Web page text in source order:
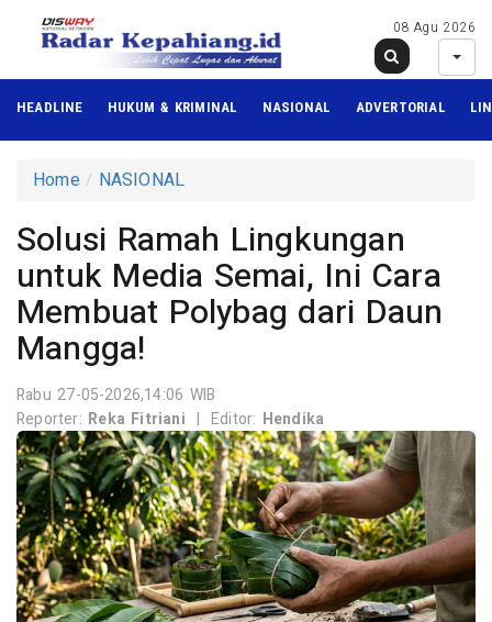
08 Agu 2026
HEADLINE HUKUM & KRIMINAL NASIONAL ADVERTORIAL
Home NASIONAL
Solusi Ramah Lingkungan
untuk Media Semai, Ini Cara
Membuat Polybag dari Daun
Mangga!
Rabu 27-05-2026,14:06 WIB
Reporter: Reka Fitriani | Editor: Hendika